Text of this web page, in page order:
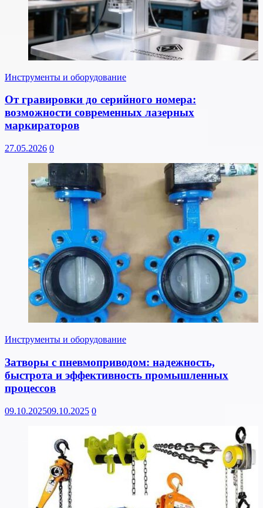
Инструменты и оборудование
От гравировки до серийного номера:
возможности современных лазерных
маркираторов
27.05.2026 0
Инструменты и оборудование
Затворы с пневмоприводом: надежность,
быстрота и эффективность промышленных
процессов
09.10.202509.10.2025 0